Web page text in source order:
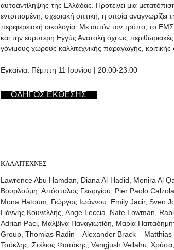
αυτοαντίληψης της Ελλάδας. Προτείνει μια
εντοπισμένη, σχεσιακή οπτική, η οποία
περιφερειακή οικολογία. Με αυτόν τον τρόπο, το
και την ευρύτερη Εγγύς Ανατολή όχι ως
γόνιμους χώρους καλλιτεχνικής παραγωγής, κριτικής
Εγκαίνια: Πέμπτη 11 Ιουνίου | 20:00-23:00
ΟΔΗΓΟΣ ΕΚΘΕΣΗΣ
ΚΑΛΛΙΤΕΧΝΕΣ
Lawrence Abu Hamdan, Diana Al-Hadid, Monira Al
Βουρλούμη, Απόστολος Γεωργίου, Pier Paolo
Mona Hatoum, Γιώργος Ιωάννου, Emily Jacir, Sven
Γιάννης Κουνέλλης, Ange Leccia, Nate Lowman,
Adrian Paci, Μαλβίνα Παναγιωτίδη, Μαρία
Group, Thomias Radin – Alexander Brack –
Τσόκλης, Στέλιος Φαϊτάκης, Vangjush Vellahu,